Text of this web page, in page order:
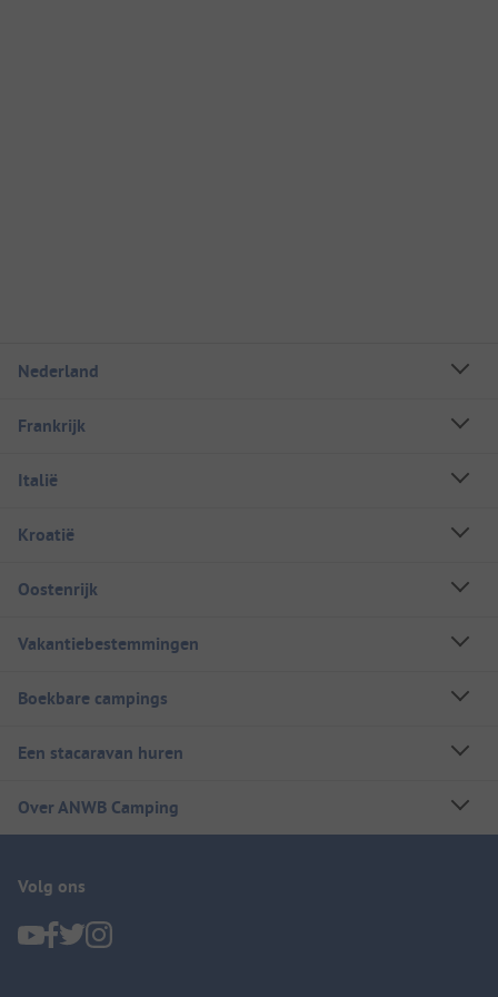
Nederland
Frankrijk
Italië
Kroatië
Oostenrijk
Vakantiebestemmingen
Boekbare campings
Een stacaravan huren
Over ANWB Camping
Volg ons